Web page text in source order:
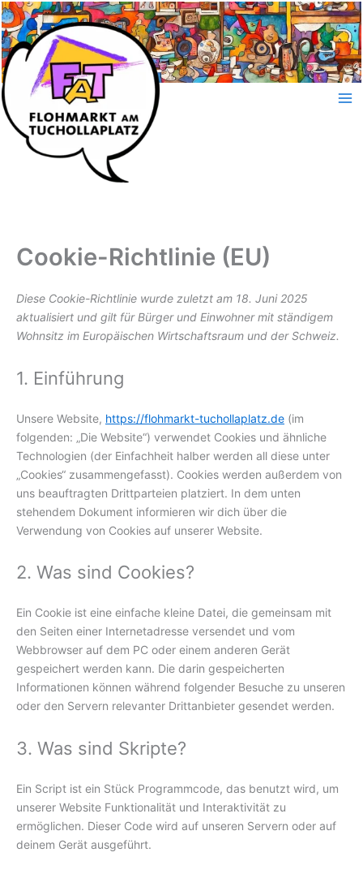
Zum
Inhalt
springen
Cookie-Richtlinie (EU)
Diese Cookie-Richtlinie wurde zuletzt am 18. Juni 2025
aktualisiert und gilt für Bürger und Einwohner mit ständigem
Wohnsitz im Europäischen Wirtschaftsraum und der Schweiz.
1. Einführung
Unsere Website, https://flohmarkt-tuchollaplatz.de (im
folgenden: „Die Website“) verwendet Cookies und ähnliche
Technologien (der Einfachheit halber werden all diese unter
„Cookies“ zusammengefasst). Cookies werden außerdem von
uns beauftragten Drittparteien platziert. In dem unten
stehendem Dokument informieren wir dich über die
Verwendung von Cookies auf unserer Website.
2. Was sind Cookies?
Ein Cookie ist eine einfache kleine Datei, die gemeinsam mit
den Seiten einer Internetadresse versendet und vom
Webbrowser auf dem PC oder einem anderen Gerät
gespeichert werden kann. Die darin gespeicherten
Informationen können während folgender Besuche zu unseren
oder den Servern relevanter Drittanbieter gesendet werden.
3. Was sind Skripte?
Ein Script ist ein Stück Programmcode, das benutzt wird, um
unserer Website Funktionalität und Interaktivität zu
ermöglichen. Dieser Code wird auf unseren Servern oder auf
deinem Gerät ausgeführt.